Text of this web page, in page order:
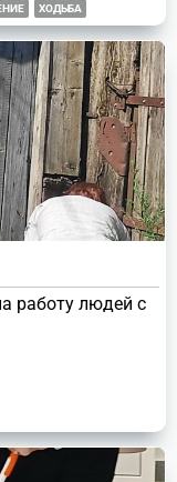
ХОДЬБА
работу людей с